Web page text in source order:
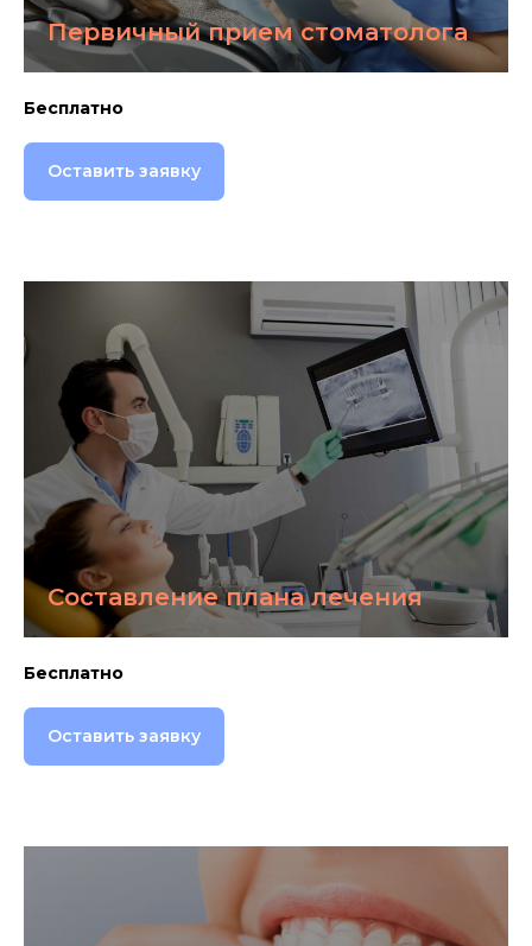
Первичный прием стоматолога
Бесплатно
Оставить заявку
Составление плана лечения
Бесплатно
Оставить заявку